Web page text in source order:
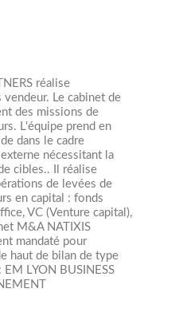
réalise
vendeur. Le cabinet de
des missions de
L'équipe prend en
dans le cadre
nécessitant la
cibles..
Il réalise
de levées de
en capital : fonds
VC (Venture capital),
M&A NATIXIS
mandaté pour
haut de bilan de type
LYON BUSINESS